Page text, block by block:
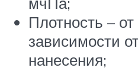
Плотность –
зависимости
нанесения;